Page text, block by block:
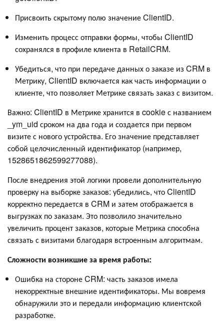
Присвоить скрытому полю значение ClientID.
Изменить процесс отправки формы, чтобы ClientID
сохранялся в профиле клиента в RetailCRM.
Убедиться, что при передаче данных о заказе из CRM в
Метрику, ClientID включается как часть информации о
клиенте, что позволяет Метрике связать заказ с визитом.
Важно: ClientID в Метрике хранится в cookie с названием
_ym_uid сроком на два года и создается при первом
визите с нового устройства. Его значение представляет
собой целочисленный идентификатор (например,
1528651862599277088).
После внедрения этой логики провели дополнительную
проверку на выборке заказов: убедились, что ClientID
корректно передается в CRM и затем отображается в
выгрузках по заказам. Это позволило значительно
увеличить процент заказов, которые Метрика способна
связать с визитами благодаря встроенным алгоритмам.
Сложности возникшие за время работы:
Ошибка на стороне CRM: часть заказов имела
некорректные внешние идентификаторы. Мы вовремя
обнаружили это и передали информацию клиентской
разработке.